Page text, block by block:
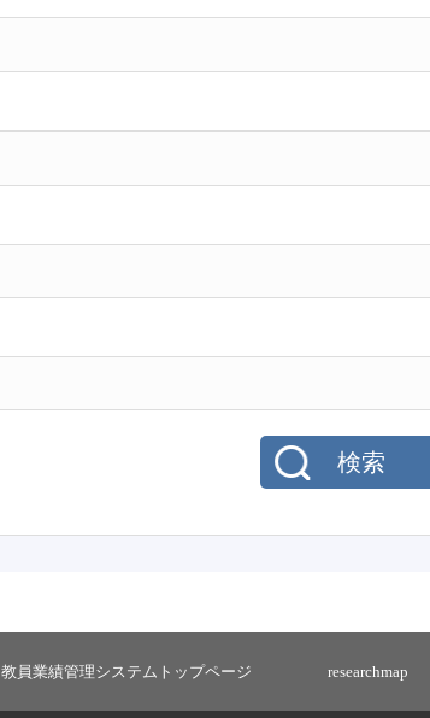
検索
教員業績管理システムトップページ researchmap